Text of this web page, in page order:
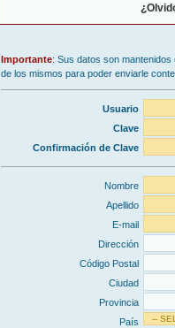
¿Olvidó
Importante: Sus datos son
de los mismos para poder enviarle
Usuario
Clave
Confirmación de Clave
Nombre
Apellido
E-mail
Dirección
Código Postal
Ciudad
Provincia
País